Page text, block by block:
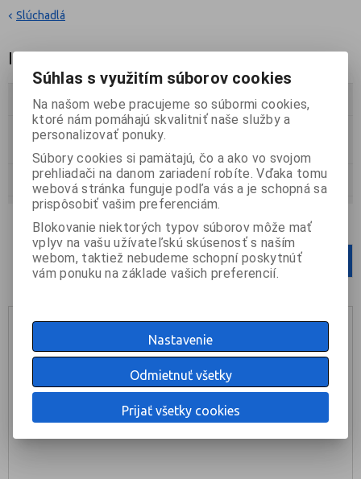
Slúchadlá
Invotone, L4M
Zoradiť podľa:(Dátumu vytvorenia)
Katalóg
Strana1z1 Celkom3 záznamov
Počet na stránku 12 24 36
Súhlas s využitím súborov cookies
Na našom webe pracujeme so súbormi cookies,
ktoré nám pomáhajú skvalitniť naše služby a
personalizovať ponuky.
Súbory cookies si pamätajú, čo a ako vo svojom
prehliadači na danom zariadení robíte. Vďaka tomu
webová stránka funguje podľa vás a je schopná sa
prispôsobiť vašim preferenciám.
Blokovanie niektorých typov súborov môže mať
vplyv na vašu užívateľskú skúsenosť s naším
webom, taktiež nebudeme schopní poskytnúť
vám ponuku na základe vašich preferencií.
Nastavenie
Odmietnuť všetky
Prijať všetky cookies